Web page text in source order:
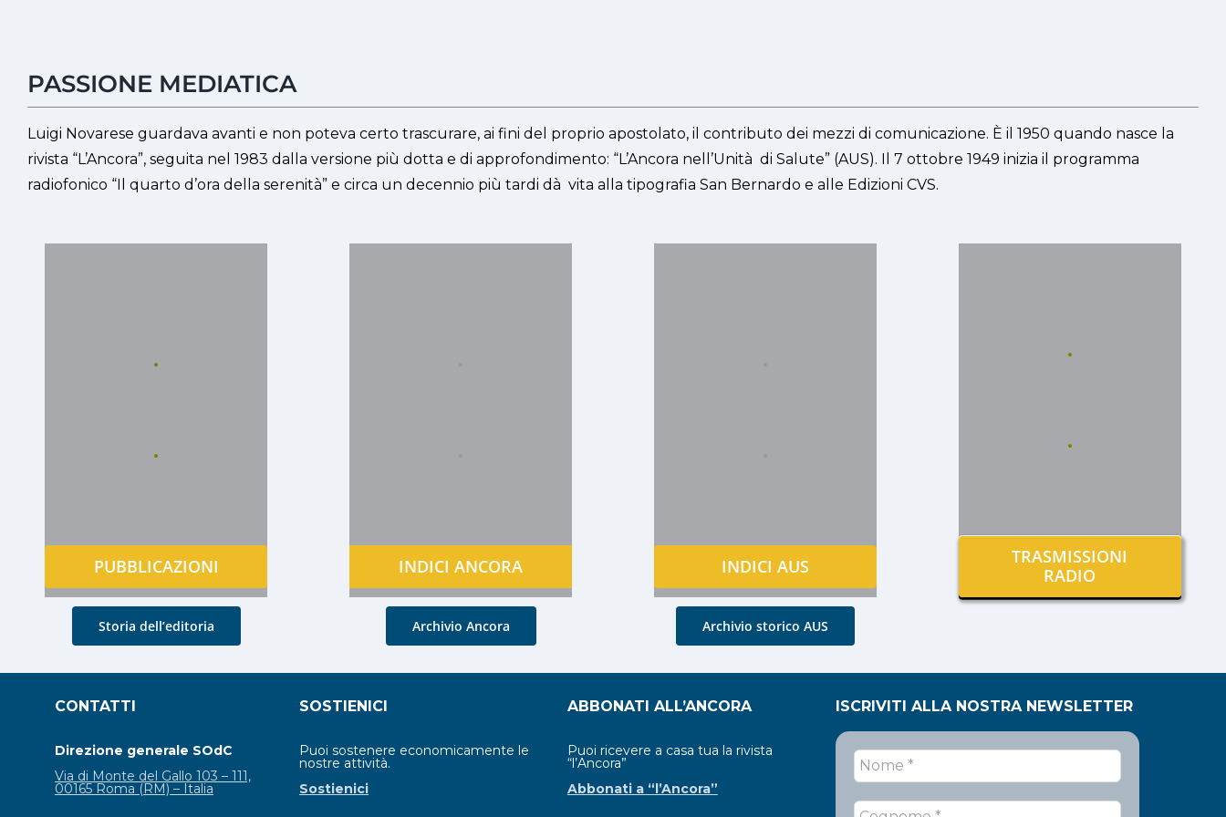
PASSIONE MEDIATICA
Luigi Novarese guardava avanti e non poteva certo trascurare, ai fini del proprio apostolato, il contributo dei mezzi di comunicazione. È il 1950 quando nasce la
rivista “L’Ancora”, seguita nel 1983 dalla versione più dotta e di approfondimento: “L’Ancora nell’Unità di Salute” (AUS). Il 7 ottobre 1949 inizia il programma
radiofonico “Il quarto d’ora della serenità” e circa un decennio più tardi dà vita alla tipografia San Bernardo e alle Edizioni CVS.
.
.
PUBBLICAZIONI INDICI ANCORA INDICI AUS
.
.
TRASMISSIONI
RADIO
Storia dell’editoria Archivio Ancora Archivio storico AUS
CONTATTI
Direzione generale SOdC
Via di Monte del Gallo 103 – 111,
00165 Roma (RM) – Italia
SOSTIENICI
Puoi sostenere economicamente le
nostre attività.
Sostienici
ABBONATI ALL’ANCORA
Puoi ricevere a casa tua la rivista
“l’Ancora”
Abbonati a “l’Ancora”
ISCRIVITI ALLA NOSTRA NEWSLETTER